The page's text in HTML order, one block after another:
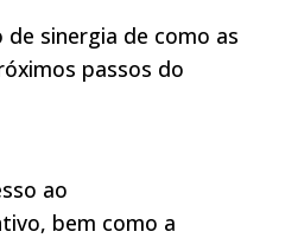
sinergia de como as
passos do
ao
bem como a